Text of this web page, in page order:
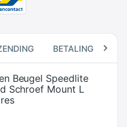
BETALING
Beugel Speedlite
Schroef Mount L